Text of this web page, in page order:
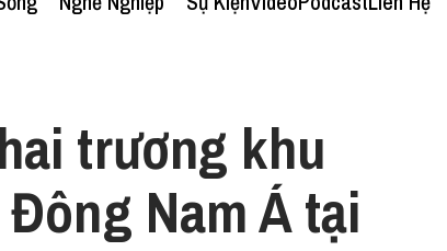
trương khu
Nam Á tại